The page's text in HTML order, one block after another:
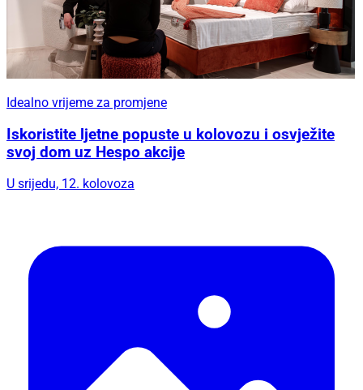
Idealno vrijeme za promjene
Iskoristite ljetne popuste u kolovozu i osvježite
svoj dom uz Hespo akcije
U srijedu, 12. kolovoza